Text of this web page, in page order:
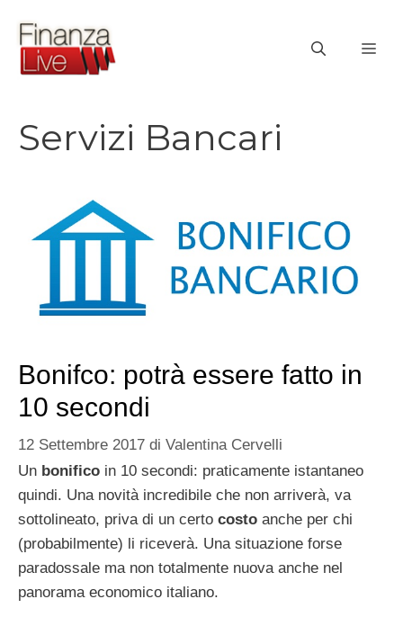
contenuto
Servizi Bancari
Bonifco: potrà essere fatto in
10 secondi
12 Settembre 2017 di Valentina Cervelli
Un bonifico in 10 secondi: praticamente istantaneo
quindi. Una novità incredibile che non arriverà, va
sottolineato, priva di un certo costo anche per chi
(probabilmente) li riceverà. Una situazione forse
paradossale ma non totalmente nuova anche nel
panorama economico italiano.